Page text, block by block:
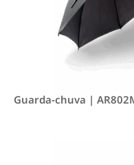
Guarda-chuva |